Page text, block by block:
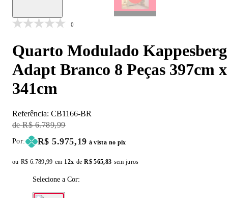
0
Quarto Modulado Kappesberg
Adapt Branco 8 Peças 397cm x
341cm
Referência: CB1166-BR
Original Price:
R$ 6.789,99
Por: Price:
R$ 5.975,19 à vista no pix
ou Original price:
R$ 6.789,99 em 12x de Installment price:
R$ 565,83 sem juros
Selecione a Cor: